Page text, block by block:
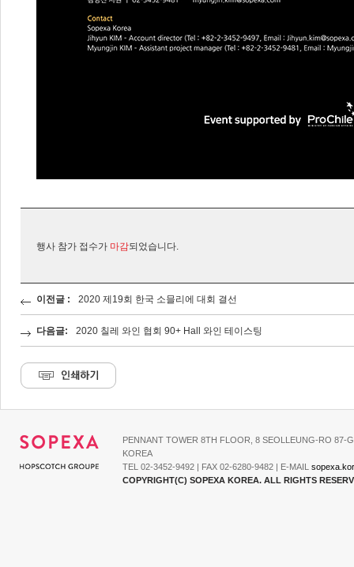
행사 참가 접수가 마감되었습니다.
이전글 : 2020 제19회 한국 소믈리에 대회 결선
다음글: 2020 칠레 와인 협회 90+ Hall 와인 테이스팅
PENNANT TOWER 8TH FLOOR, 8 SEOLLEUNG-RO 87-
KOREA
TEL 02-3452-9492 | FAX 02-6280-9482 | E-MAIL
COPYRIGHT(C) SOPEXA KOREA. ALL RIGHTS